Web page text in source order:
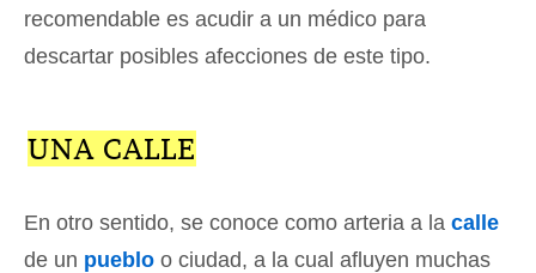
recomendable es acudir a un médico para
descartar posibles afecciones de este tipo.
UNA CALLE
En otro sentido, se conoce como arteria a la calle
de un pueblo o ciudad, a la cual afluyen muchas